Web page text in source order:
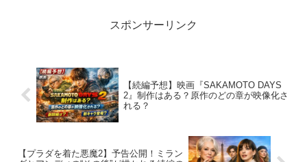
スポンサーリンク
【続編予想】映画『SAKAMOTO DAYS
2』制作はある？原作のどの章が映像化さ
れる？
【プラダを着た悪魔2】予告公開！ミラン